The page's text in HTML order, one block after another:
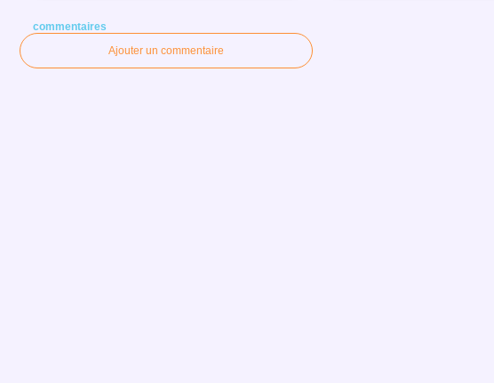
commentaires
Ajouter un commentaire